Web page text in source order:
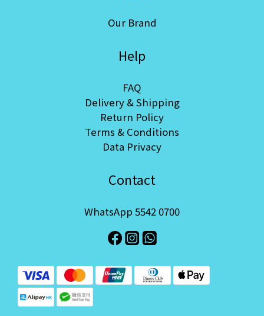
Our Brand
Help
FAQ
Delivery & Shipping
Return Policy
Terms & Conditions
Data Privacy
Contact
WhatsApp 5542 0700